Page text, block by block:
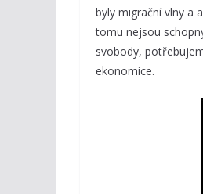
byly migrační vlny a
tomu nejsou
svobody,
ekonomice.